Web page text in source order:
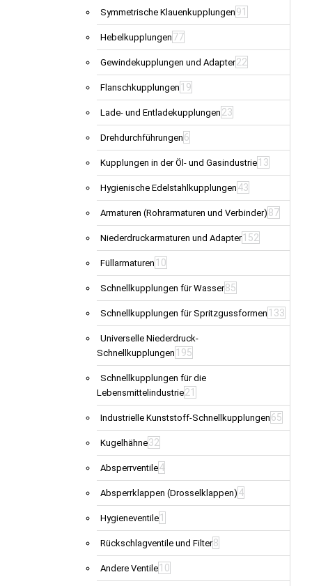
Symmetrische Klauenkupplungen 91
Hebelkupplungen 77
Gewindekupplungen und Adapter22
Flanschkupplungen 19
Lade- und Entladekupplungen 23
Drehdurchführungen 6
Kupplungen in der Öl- und Gasindustrie 13
Hygienische Edelstahlkupplungen 43
Armaturen (Rohrarmaturen und Verbinder) 87
Niederdruckarmaturen und Adapter 152
Füllarmaturen 10
Schnellkupplungen für Wasser85
Schnellkupplungen für Spritzgussformen 133
Universelle Niederdruck-
Schnellkupplungen 195
Schnellkupplungen für die
Lebensmittelindustrie21
Industrielle Kunststoff-Schnellkupplungen 65
Kugelhähne32
Absperrventile4
Absperrklappen (Drosselklappen) 4
Hygieneventile 1
Rückschlagventile und Filter8
Andere Ventile 10